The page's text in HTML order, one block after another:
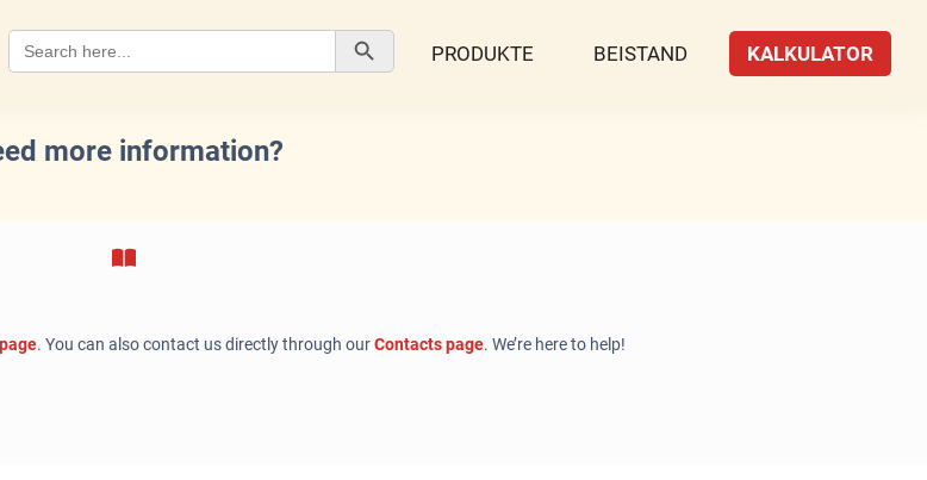
Search Button
PRODUKTE BEISTAND KALKULATOR
more information?
. You can also contact us directly through ourContacts page. We’re here to help!